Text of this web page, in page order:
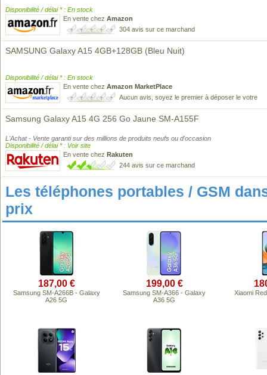
Disponibilité / délai * : En stock
En vente chez Amazon
304 avis sur ce marchand
SAMSUNG Galaxy A15 4GB+128GB (Bleu Nuit)
Disponibilité / délai * : En stock
En vente chez Amazon MarketPlace
Aucun avis, soyez le premier à déposer le votre
Samsung Galaxy A15 4G 256 Go Jaune SM-A155F
L'Achat - Vente garanti sur des millions de produits neufs ou d'occasion
Disponibilité / délai * : Voir site
En vente chez Rakuten
244 avis sur ce marchand
Les téléphones portables / GSM
prix
187,00 €
Samsung SM-A266B - Galaxy
A26 5G
199,00 €
Samsung SM-A366 - Galaxy
A36 5G
Xiaomi